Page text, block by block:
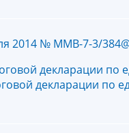
2014 № ММВ-7-3/
декларации по
декларации по